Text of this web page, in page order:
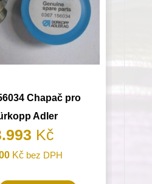
Chapač pro
Adler
Kč
Kčbez DPH